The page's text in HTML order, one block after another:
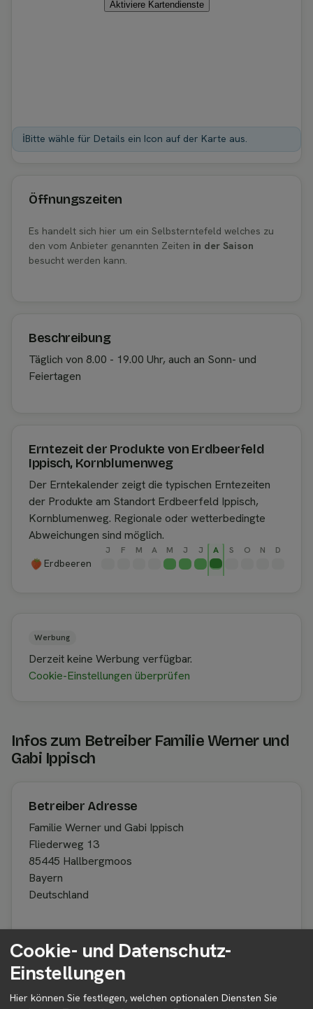
Aktiviere Kartendienste
ℹ️Bitte wähle für Details ein Icon auf der Karte aus.
Öffnungszeiten
Es handelt sich hier um ein Selbsterntefeld welches zu
den vom Anbieter genannten Zeiten in der Saison
besucht werden kann.
Beschreibung
Täglich von 8.00 - 19.00 Uhr, auch an Sonn- und
Feiertagen
Erntezeit der Produkte von Erdbeerfeld
Ippisch, Kornblumenweg
Der Erntekalender zeigt die typischen Erntezeiten
der Produkte am Standort Erdbeerfeld Ippisch,
Kornblumenweg. Regionale oder wetterbedingte
Abweichungen sind möglich.
J F M A M J J A S O N D
Erdbeeren
Werbung
Derzeit keine Werbung verfügbar.
Cookie-Einstellungen überprüfen
Infos zum Betreiber Familie Werner und
Gabi Ippisch
Betreiber Adresse
Familie Werner und Gabi Ippisch
Fliederweg 13
85445 Hallbergmoos
Bayern
Deutschland
Betreiber kontaktieren
Auf der Profilseite des Betreibers findest du weitere
Informationen zum Betreiber und
Cookie- und Datenschutz-
Einstellungen
Hier können Sie festlegen, welchen optionalen Diensten Sie